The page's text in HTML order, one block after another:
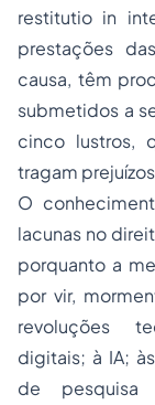
restitutio in
prestações
causa, têm
submetidos a
cinco lustros,
tragam
O
lacunas no
porquanto a
por vir,
revoluções
digitais; à IA;
de